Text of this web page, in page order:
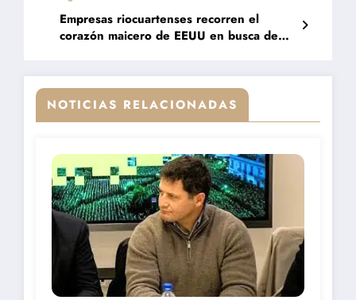
Empresas riocuartenses recorren el
corazón maicero de EEUU en busca de
NOTICIAS RELACIONADAS